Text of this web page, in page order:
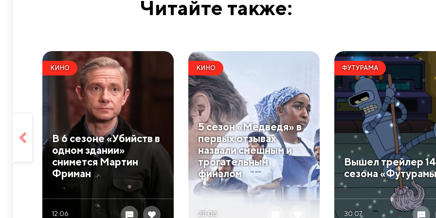
Читайте также:
КИНО
В 6 сезоне «Убийств в
одном здании»
снимется Мартин
Фриман
12.06
КИНО
5 сезон «Медведя» в
первых отзывах
назвали смешным и
трогательным
финалом
25.06
ФУТУРАМА
Вышел трейлер 14
сезона
30.07